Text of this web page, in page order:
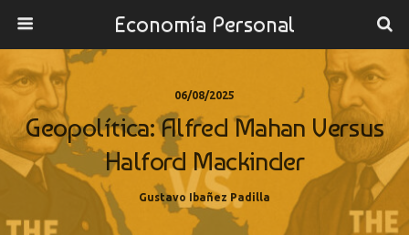
Economía Personal
06/08/2025
Geopolítica: Alfred Mahan Versus
Halford Mackinder
Gustavo Ibañez Padilla